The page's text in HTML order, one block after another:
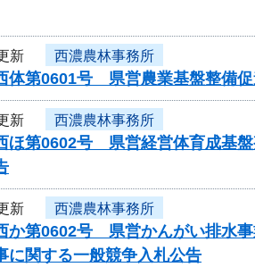
新 西濃農林事務所
西体第0601号 県営農業基盤整
新 西濃農林事務所
ほ第0602号 県営経営体育成
新 西濃農林事務所
か第0602号 県営かんがい排
に関する一般競争入札公告